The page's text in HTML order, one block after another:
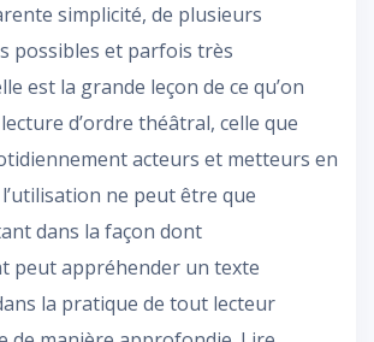
simplicité, de plusieurs
possibles et parfois très
est la grande leçon de ce qu’on
d’ordre théâtral, celle que
acteurs et metteurs en
ne peut être que
dans la façon dont
peut appréhender un texte
la pratique de tout lecteur